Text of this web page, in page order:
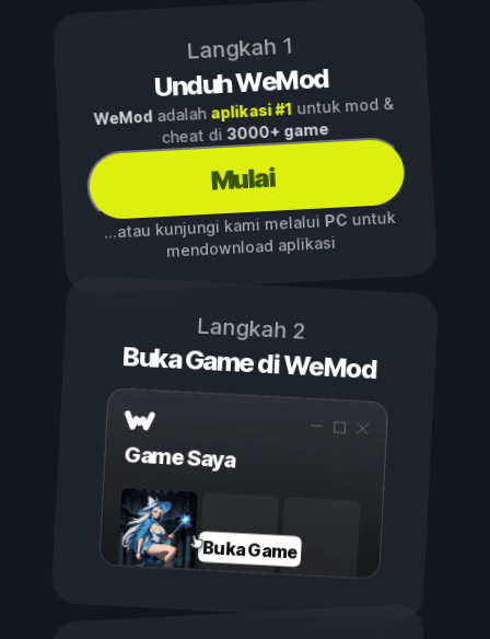
Langkah 1
Unduh WeMod
WeModadalah aplikasi #1untuk mod &
cheat di3000+ game
Mulai
...atau kunjungi kami melalui PCuntuk
mendownload aplikasi
Langkah 2
Buka Game di WeMod
Game Saya
Buka Game